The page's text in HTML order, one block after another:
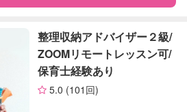
整理収納アドバイザー２級/
ZOOMリモートレッスン可/
保育士経験あり
5.0 (101回)